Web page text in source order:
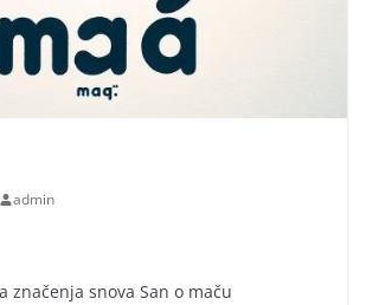
admin
značenja snova San o maču